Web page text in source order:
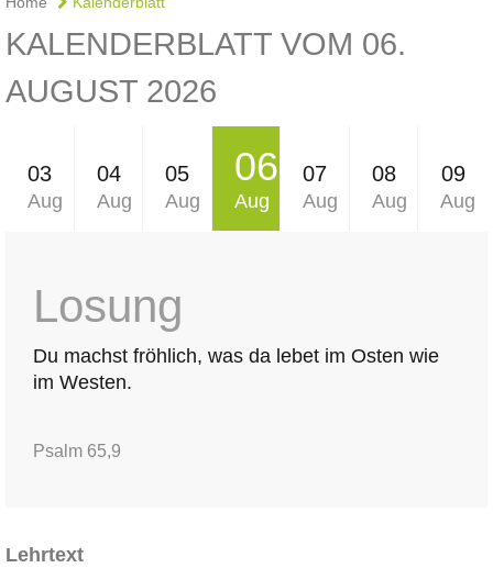
KALENDERBLATT VOM 06.
AUGUST 2026
03
Aug
04
Aug
05
Aug
06
Aug
07
Aug
08
Aug
09
Aug
Losung
Du machst fröhlich, was da lebet im Osten wie
im Westen.
Psalm 65,9
Lehrtext